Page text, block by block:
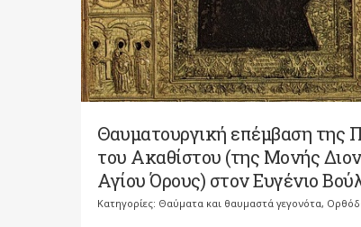
Θαυματουργική επέμβαση της
του Ακαθίστου (της Μονής
Αγίου Όρους) στον Ευγένιο
Κατηγορίες: Θαύματα και θαυμαστά γεγονότα,